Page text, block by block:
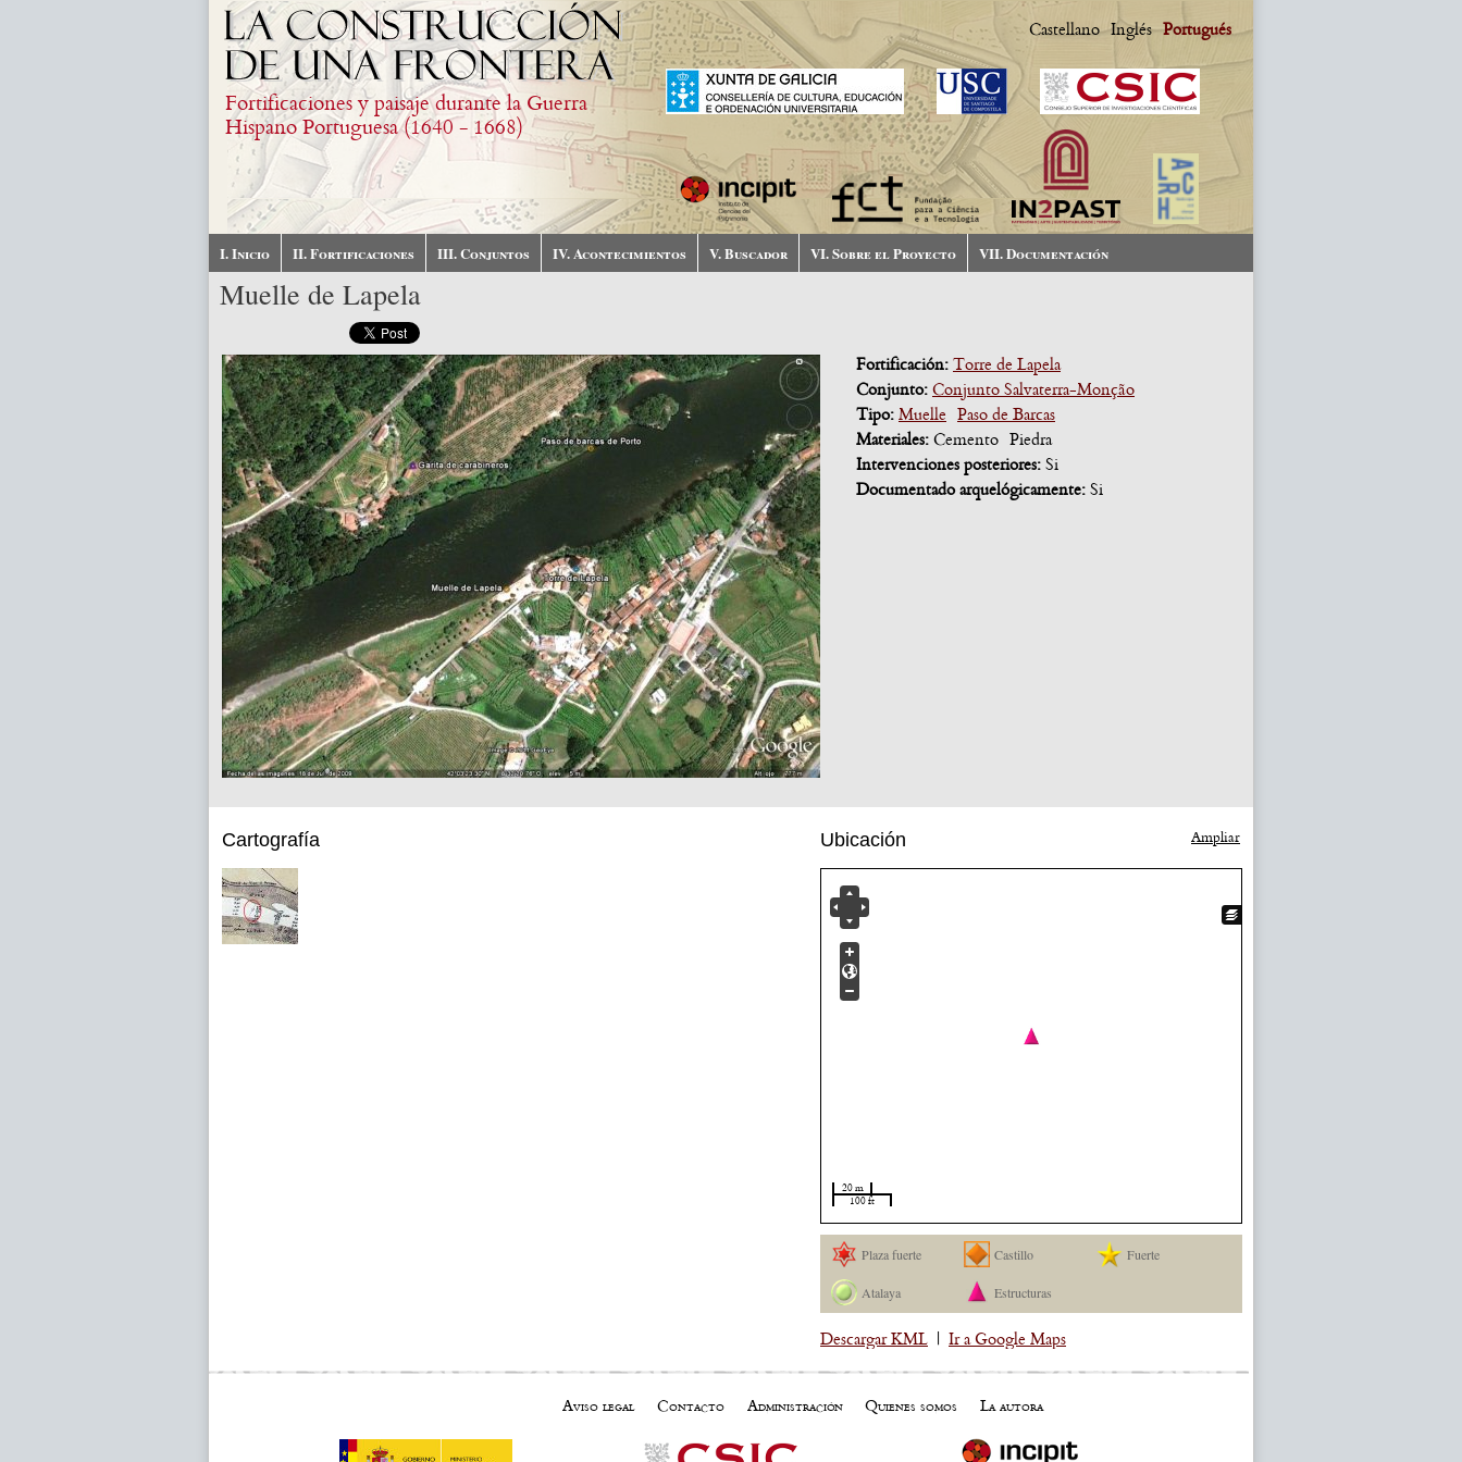
Fortificaciones y paisaje durante la Guerra
Hispano Portuguesa (1640 - 1668)
Castellano Inglés Portugués
I. Inicio II. Fortificaciones III. Conjuntos IV. Acontecimientos V. Buscador VI. Sobre el Proyecto VII. Documentación
Muelle de Lapela
Fortificación: Torre de Lapela
Conjunto: Conjunto Salvaterra-Monção
Tipo: Muelle Paso de Barcas
Materiales: Cemento Piedra
Intervenciones posteriores: Si
Documentado arquelógicamente: Si
Cartografía Ubicación Ampliar
20 m
100 ft
Plaza fuerte Castillo Fuerte
Atalaya Estructuras
Descargar KML | Ir a Google Maps
Aviso legal Contacto Administración Quienes somos La autora